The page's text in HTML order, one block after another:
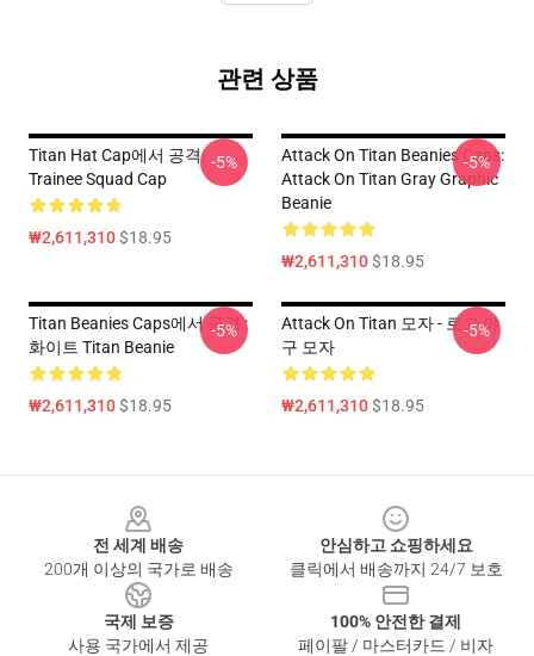
관련 상품
Titan Hat Cap에서 공격:
Trainee Squad Cap
₩2,611,310$18.95
-5%
Attack On Titan Beanies Caps:
Attack On Titan Gray Graphic
Beanie
₩2,611,310$18.95
-5%
Titan Beanies Caps에서 공격 :
화이트 Titan Beanie
₩2,611,310$18.95
-5%
Attack On Titan 모자 - 로고 야
구 모자
₩2,611,310$18.95
-5%
전 세계 배송
200개 이상의 국가로 배송
안심하고 쇼핑하세요
클릭에서 배송까지 24/7 보호
국제 보증
사용 국가에서 제공
100% 안전한 결제
페이팔 / 마스터카드 / 비자